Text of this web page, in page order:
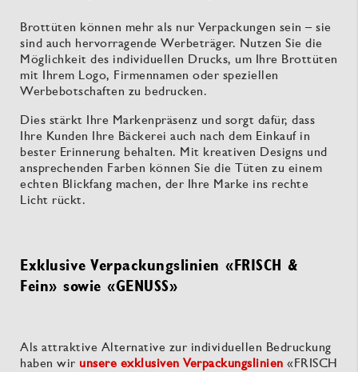
Brottüten können mehr als nur Verpackungen sein – sie
sind auch hervorragende Werbeträger. Nutzen Sie die
Möglichkeit des individuellen Drucks, um Ihre Brottüten
mit Ihrem Logo, Firmennamen oder speziellen
Werbebotschaften zu bedrucken.
Dies stärkt Ihre Markenpräsenz und sorgt dafür, dass
Ihre Kunden Ihre Bäckerei auch nach dem Einkauf in
bester Erinnerung behalten. Mit kreativen Designs und
ansprechenden Farben können Sie die Tüten zu einem
echten Blickfang machen, der Ihre Marke ins rechte
Licht rückt.
Exklusive Verpackungslinien «FRISCH &
Fein» sowie «GENUSS»
Als attraktive Alternative zur individuellen Bedruckung
haben wir unsere exklusiven Verpackungslinien «FRISCH